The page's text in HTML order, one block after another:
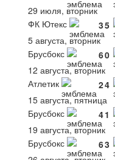
29 июля, вторник
ФК Ютекс
35
5 августа, вторник
Брусбокс
60
12 августа, вторник
Атлетик
24
15 августа, пятница
Брусбокс
41
19 августа, вторник
Брусбокс
63